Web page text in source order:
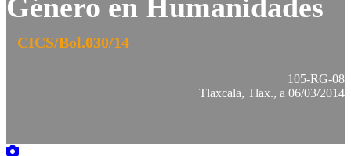
Género en Humanidades
CICS/Bol.030/14
105-RG-08
Tlaxcala, Tlax., a 06/03/2014